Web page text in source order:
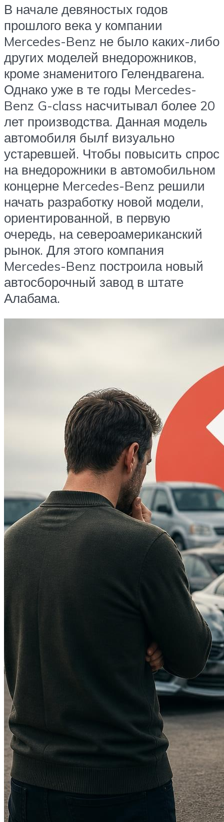
В начале девяностых годов
прошлого века у компании
Mercedes-Benz не было каких-либо
других моделей внедорожников,
кроме знаменитого Гелендвагена.
Однако уже в те годы Mercedes-
Benz G-class насчитывал более 20
лет производства. Данная модель
автомобиля былf визуально
устаревшей. Чтобы повысить спрос
на внедорожники в автомобильном
концерне Mercedes-Benz решили
начать разработку новой модели,
ориентированной, в первую
очередь, на североамериканский
рынок. Для этого компания
Mercedes-Benz построила новый
автосборочный завод в штате
Алабама.